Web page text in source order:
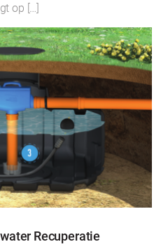
op […]
Recuperatie